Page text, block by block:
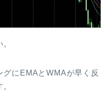
にEMAとWMAが早く反